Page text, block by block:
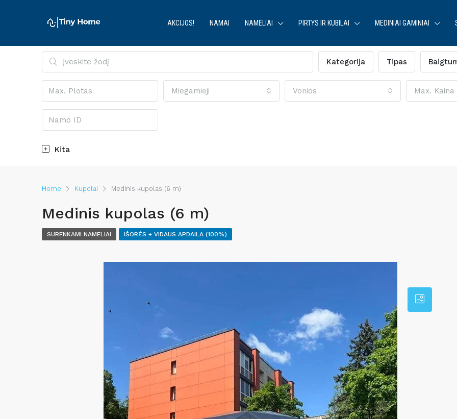
AKCIJOS! NAMAI NAMELIAI PIRTYS IR KUBILAI MEDINIAI GAMINIAI
Kategorija Tipas
Miegamieji Vonios Max. Kaina
Kita
Home Kupolai Medinis kupolas (6 m)
Medinis kupolas (6 m)
SURENKAMI NAMELIAI IŠORĖS + VIDAUS APDAILA (100%)